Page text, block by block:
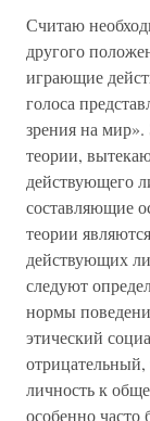
Считаю
другого
играющие
голоса
зрения на мир».
теории,
действующего
составляющие
теории
действующих
следуют
нормы
этический
отрицательный,
личность к
особенно